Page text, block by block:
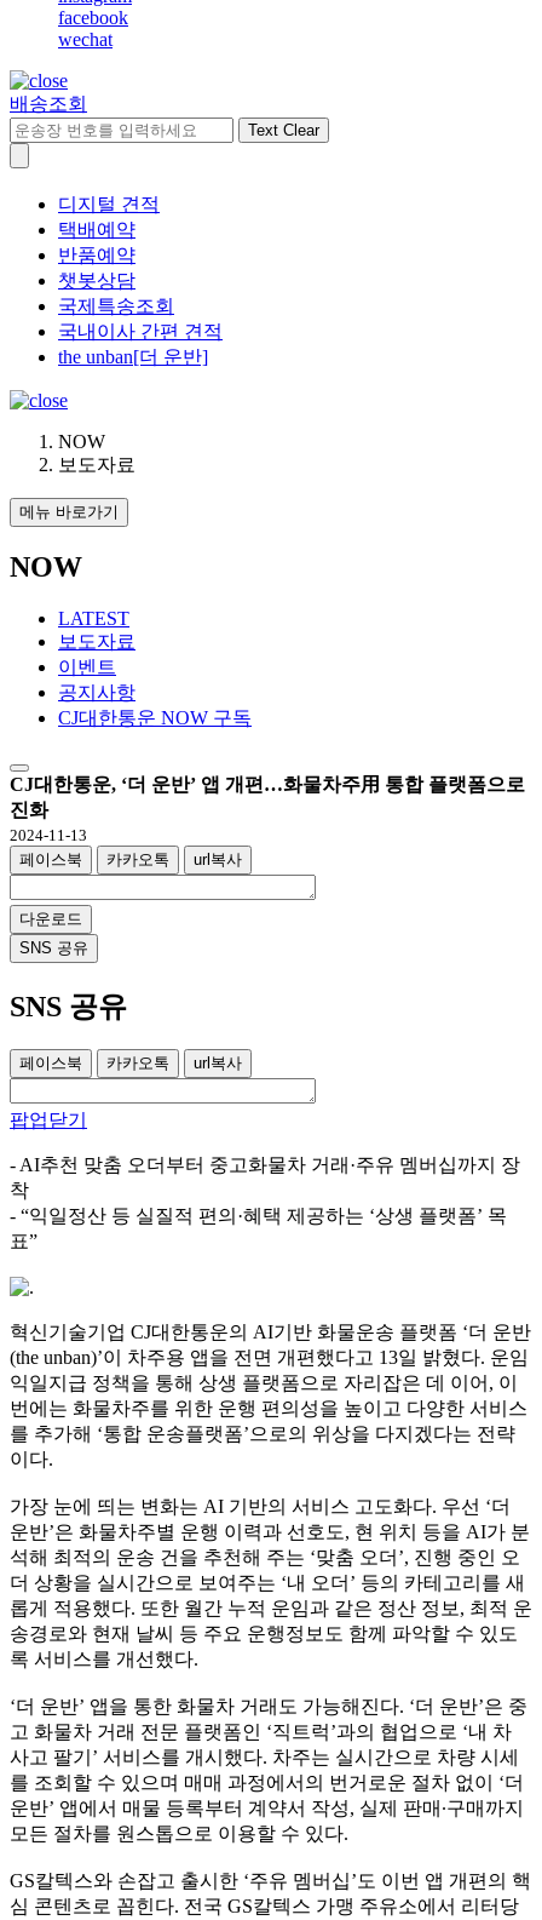
facebook
wechat
배송조회
Text Clear
디지털 견적
택배예약
반품예약
챗봇상담
국제특송조회
국내이사 간편 견적
the unban[더 운반]
NOW
보도자료
메뉴 바로가기
NOW
LATEST
보도자료
이벤트
공지사항
CJ대한통운 NOW 구독
CJ대한통운, ‘더 운반’ 앱 개편…화물차주用 통합 플랫폼으로
진화
2024-11-13
페이스북
카카오톡 url복사
다운로드
SNS 공유
SNS 공유
페이스북 카카오톡 url복사
팝업닫기
- AI추천 맞춤 오더부터 중고화물차 거래·주유 멤버십까지 장
착
- “익일정산 등 실질적 편의·혜택 제공하는 ‘상생 플랫폼’ 목
표”
혁신기술기업 CJ대한통운의 AI기반 화물운송 플랫폼 ‘더 운반
(the unban)’이 차주용 앱을 전면 개편했다고 13일 밝혔다. 운임
익일지급 정책을 통해 상생 플랫폼으로 자리잡은 데 이어, 이
번에는 화물차주를 위한 운행 편의성을 높이고 다양한 서비스
를 추가해 ‘통합 운송플랫폼’으로의 위상을 다지겠다는 전략
이다.
가장 눈에 띄는 변화는 AI 기반의 서비스 고도화다. 우선 ‘더
운반’은 화물차주별 운행 이력과 선호도, 현 위치 등을 AI가 분
석해 최적의 운송 건을 추천해 주는 ‘맞춤 오더’, 진행 중인 오
더 상황을 실시간으로 보여주는 ‘내 오더’ 등의 카테고리를 새
롭게 적용했다. 또한 월간 누적 운임과 같은 정산 정보, 최적 운
송경로와 현재 날씨 등 주요 운행정보도 함께 파악할 수 있도
록 서비스를 개선했다.
‘더 운반’ 앱을 통한 화물차 거래도 가능해진다. ‘더 운반’은 중
고 화물차 거래 전문 플랫폼인 ‘직트럭’과의 협업으로 ‘내 차
사고 팔기’ 서비스를 개시했다. 차주는 실시간으로 차량 시세
를 조회할 수 있으며 매매 과정에서의 번거로운 절차 없이 ‘더
운반’ 앱에서 매물 등록부터 계약서 작성, 실제 판매∙구매까지
모든 절차를 원스톱으로 이용할 수 있다.
GS칼텍스와 손잡고 출시한 ‘주유 멤버십’도 이번 앱 개편의 핵
심 콘텐츠로 꼽힌다. 전국 GS칼텍스 가맹 주유소에서 리터당